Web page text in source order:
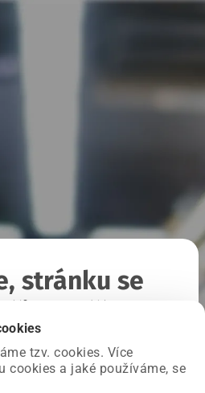
tzv. cookies. Více
cookies a jaké používáme, se
stránku se
straně a už ji opravujeme.
požadovanou stránku.